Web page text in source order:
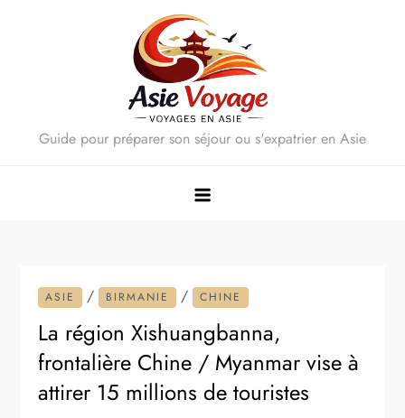
Guide pour préparer son séjour ou s'expatrier en Asie
ASIE / BIRMANIE / CHINE
La région Xishuangbanna,
frontalière Chine / Myanmar vise à
attirer 15 millions de touristes